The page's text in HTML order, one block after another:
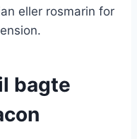
eller rosmarin for
bagte